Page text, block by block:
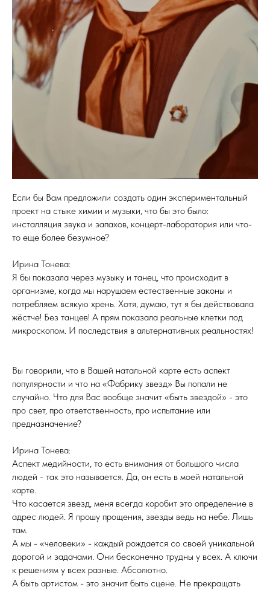
Если бы Вам предложили создать один экспериментальный
проект на стыке химии и музыки, что бы это было:
инсталляция звука и запахов, концерт-лаборатория или что-
то еще более безумное?
Ирина Тонева:
Я бы показала через музыку и танец, что происходит в
организме, когда мы нарушаем естественные законы и
потребляем всякую хрень. Хотя, думаю, тут я бы действовала
жёстче! Без танцев! А прям показала реальные клетки под
микроскопом. И последствия в альтернативных реальностях!
Вы говорили, что в Вашей натальной карте есть аспект
популярности и что на «Фабрику звезд» Вы попали не
случайно. Что для Вас вообще значит «быть звездой» - это
про свет, про ответственность, про испытание или
предназначение?
Ирина Тонева:
Аспект медийности, то есть внимания от большого числа
людей - так это называется. Да, он есть в моей натальной
карте.
Что касается звезд, меня всегда коробит это определение в
адрес людей. Я прошу прощения, звезды ведь на небе. Лишь
там.
А мы - «человеки» - каждый рождается со своей уникальной
дорогой и задачами. Они бесконечно трудны у всех. А ключи
к решениям у всех разные. Абсолютно.
А быть артистом - это значит быть сцене. Не прекращать